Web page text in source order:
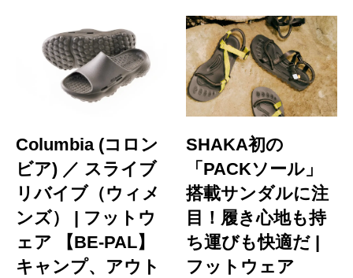
Columbia (コロン
ビア) ／ スライブ
リバイブ（ウィメ
ンズ） | フットウ
ェア 【BE-PAL】
キャンプ、アウト
SHAKA初の
「PACKソール」
搭載サンダルに注
目！履き心地も持
ち運びも快適だ |
フットウェア